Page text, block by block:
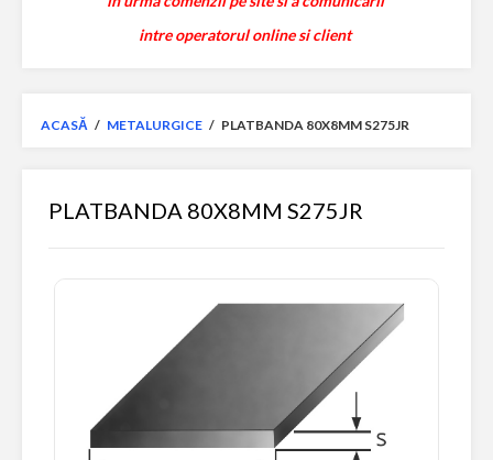
intre operatorul online si client
ACASĂ / METALURGICE / PLATBANDA 80X8MM S275JR
PLATBANDA 80X8MM S275JR